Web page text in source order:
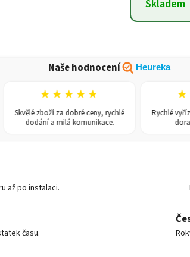
Skladem
Naše hodnocení Heureka
★★★★★
Skvělé zboží za dobré ceny, rychlé
dodání a milá komunikace.
Rychlé vyřízení
dorazilo
až po instalaci.
času.